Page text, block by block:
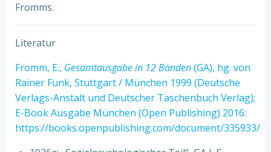
Fromms.
Literatur
Fromm, E., Gesamtausgabe in 12 Bänden(GA), hg. von
Rainer Funk, Stuttgart / München 1999 (Deutsche
Verlags-Anstalt und Deutscher Taschenbuch Verlag);
E-Book Ausgabe München (Open Publishing) 2016:
https://books.openpublishing.com/document/335933/